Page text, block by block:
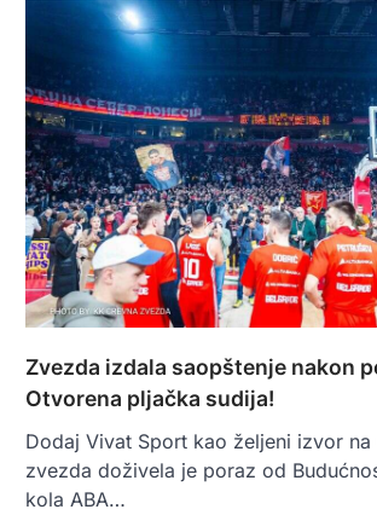
Zvezda izdala saopštenje nakon
Otvorena pljačka sudija!
Dodaj Vivat Sport kao željeni izvor na
zvezda doživela je poraz od
kola ABA…